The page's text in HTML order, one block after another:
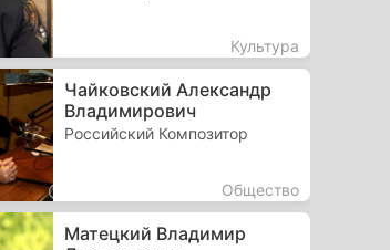
Культура
Чайковский Александр
Владимирович
Российский Композитор
Общество
Матецкий Владимир